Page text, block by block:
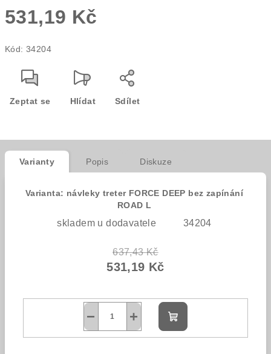
531,19 Kč
cena:
Kód: 34204
Zeptat se Hlídat Sdílet
Varianty Popis Diskuze
Varianta: návleky treter FORCE DEEP bez zapínání
ROAD L
skladem u dodavatele 34204
637,43 Kč
531,19 Kč
+
−
Do
košíku